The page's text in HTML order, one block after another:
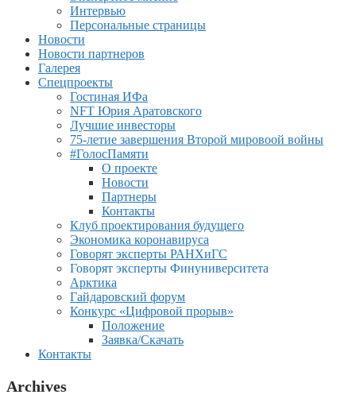
Интервью
Персональные страницы
Новости
Новости партнеров
Галерея
Спецпроекты
Гостиная ИФа
NFT Юрия Аратовского
Лучшие инвесторы
75-летие завершения Второй мировоой войны
#ГолосПамяти
О проекте
Новости
Партнеры
Контакты
Клуб проектирования будущего
Экономика коронавируса
Говорят эксперты РАНХиГС
Говорят эксперты Финуниверситета
Арктика
Гайдаровский форум
Конкурс «Цифровой прорыв»
Положение
Заявка/Скачать
Контакты
Archives